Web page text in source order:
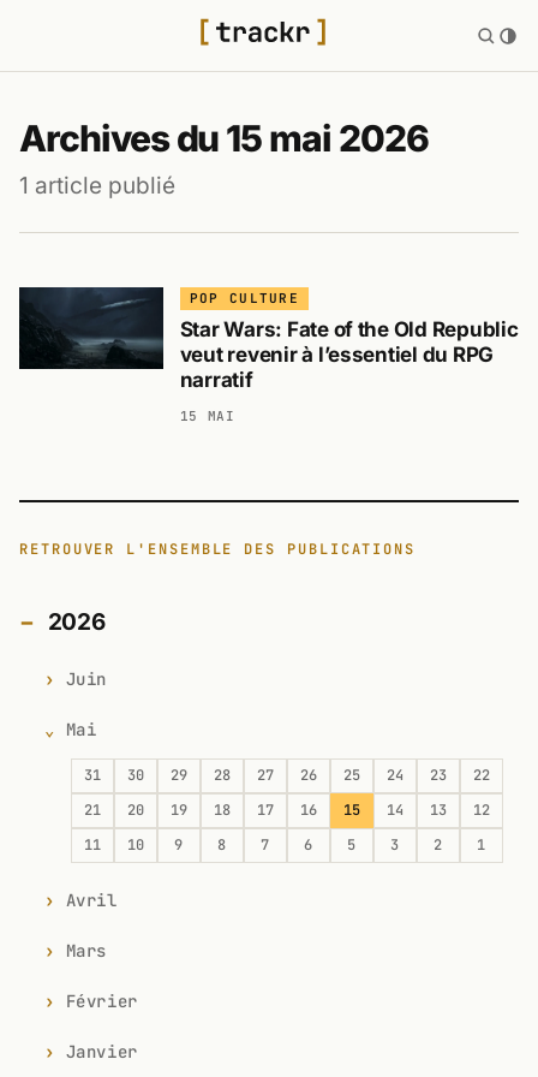
Archives du 15 mai 2026
1 article publié
POP CULTURE
Star Wars: Fate of the Old Republic
veut revenir à l’essentiel du RPG
narratif
15 MAI
RETROUVER L'ENSEMBLE DES PUBLICATIONS
2026
Juin
Mai
31 30 29 28 27 26 25 24 23
22
21
20 19 18 17 16 15 14 13
12
11
10 9 8 7 6 5 3 2 1
Avril
Mars
Février
Janvier